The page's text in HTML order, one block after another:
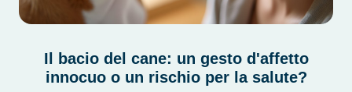
Il bacio del cane: un gesto d'affetto
innocuo o un rischio per la salute?